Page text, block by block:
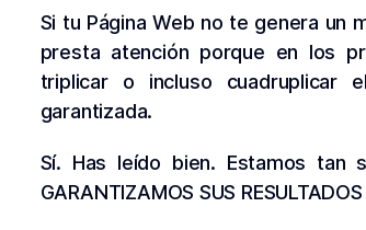
Si tu Página Web no te genera un
presta atención porque en los
triplicar o incluso cuadruplicar
garantizada.
Sí. Has leído bien. Estamos tan
GARANTIZAMOS SUS RESULTADOS